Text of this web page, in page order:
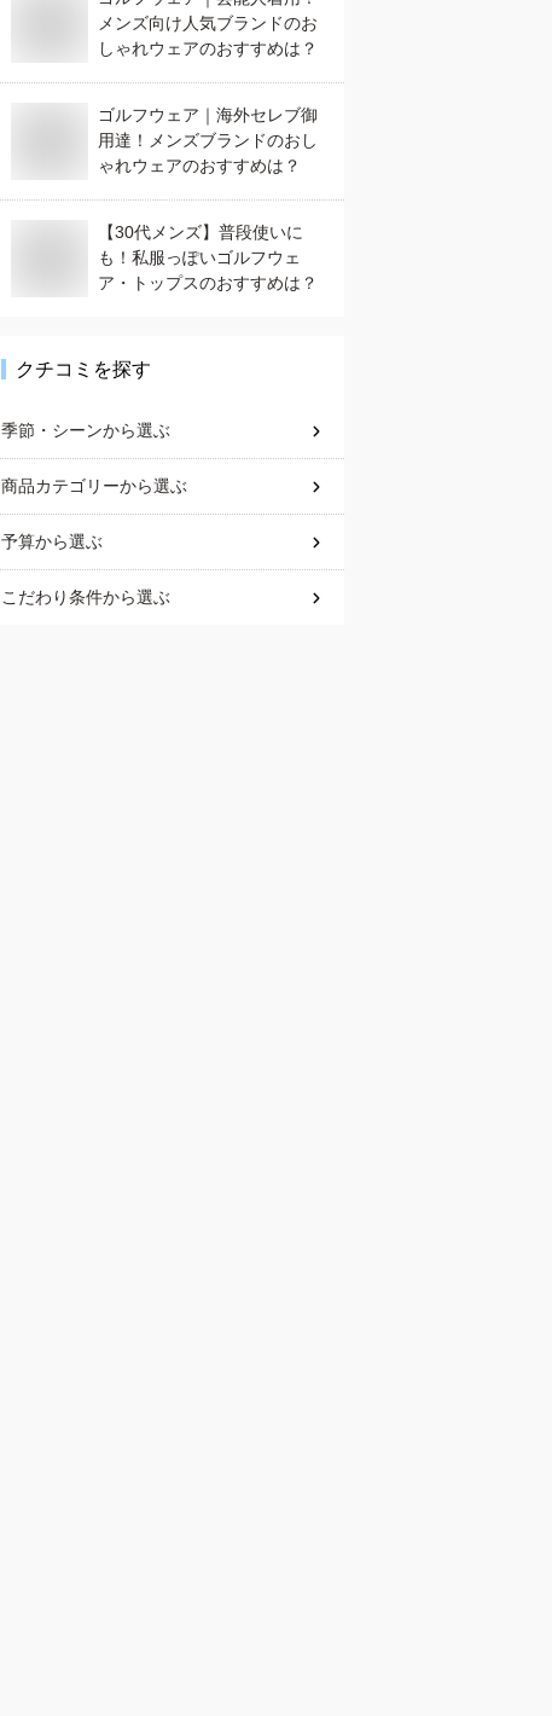
メンズ向け人気ブランドのお
しゃれウェアのおすすめは？
ゴルフウェア｜海外セレブ御
用達！メンズブランドのおし
ゃれウェアのおすすめは？
【30代メンズ】普段使いに
も！私服っぽいゴルフウェ
ア・トップスのおすすめは？
クチコミを探す
季節・シーンから選ぶ
商品カテゴリーから選ぶ
予算から選ぶ
こだわり条件から選ぶ